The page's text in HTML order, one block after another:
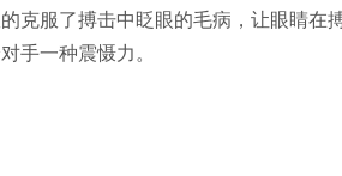
克服了搏击中眨眼的毛病，让眼睛在
手一种震慑力。